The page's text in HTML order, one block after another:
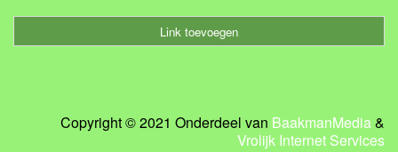
Link toevoegen
Copyright © 2021 Onderdeel van BaakmanMedia&
Vrolijk Internet Services